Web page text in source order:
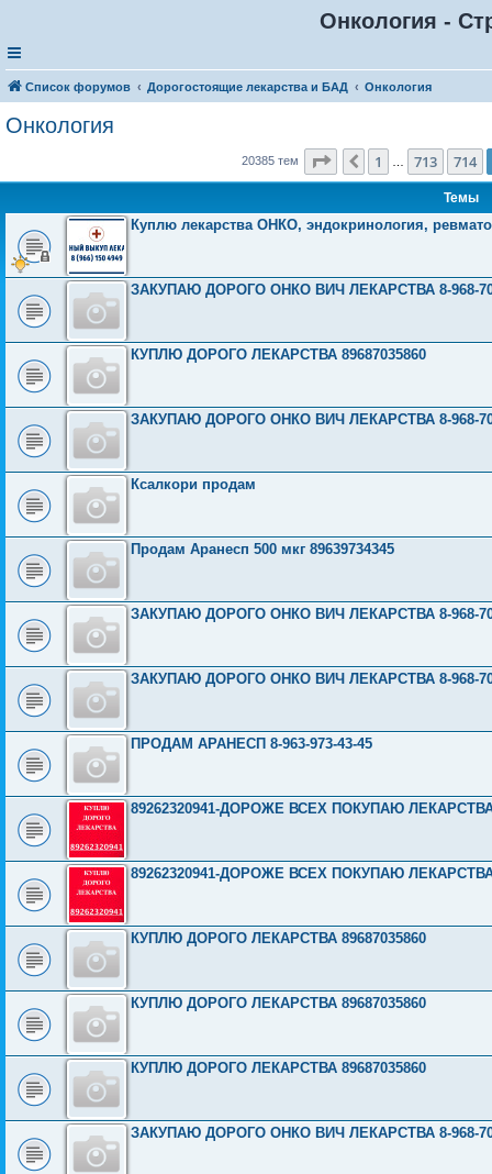
Онкология -
Список форумов Дорогостоящие лекарства и БАД Онкология
Онкология
20385 тем Страница 715из 816
Пред.
1 713 714
Темы
Куплю лекарства ОНКО, эндокринология,
ЗАКУПАЮ ДОРОГО ОНКО ВИЧ ЛЕКАРСТВА 8-968-
КУПЛЮ ДОРОГО ЛЕКАРСТВА 89687035860
ЗАКУПАЮ ДОРОГО ОНКО ВИЧ ЛЕКАРСТВА 8-968-
Ксалкори продам
Продам Аранесп 500 мкг 89639734345
ЗАКУПАЮ ДОРОГО ОНКО ВИЧ ЛЕКАРСТВА 8-968-
ЗАКУПАЮ ДОРОГО ОНКО ВИЧ ЛЕКАРСТВА 8-968-
ПРОДАМ АРАНЕСП 8-963-973-43-45
89262320941-ДОРОЖЕ ВСЕХ ПОКУПАЮ
89262320941-ДОРОЖЕ ВСЕХ ПОКУПАЮ
КУПЛЮ ДОРОГО ЛЕКАРСТВА 89687035860
КУПЛЮ ДОРОГО ЛЕКАРСТВА 89687035860
КУПЛЮ ДОРОГО ЛЕКАРСТВА 89687035860
ЗАКУПАЮ ДОРОГО ОНКО ВИЧ ЛЕКАРСТВА 8-968-